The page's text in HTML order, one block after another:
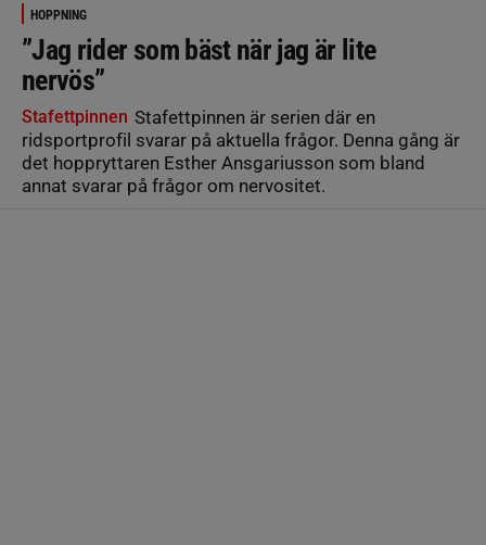
HOPPNING
”Jag rider som bäst när jag är lite
nervös”
Stafettpinnen Stafettpinnen är serien där en
ridsportprofil svarar på aktuella frågor. Denna gång är
det hoppryttaren Esther Ansgariusson som bland
annat svarar på frågor om nervositet.